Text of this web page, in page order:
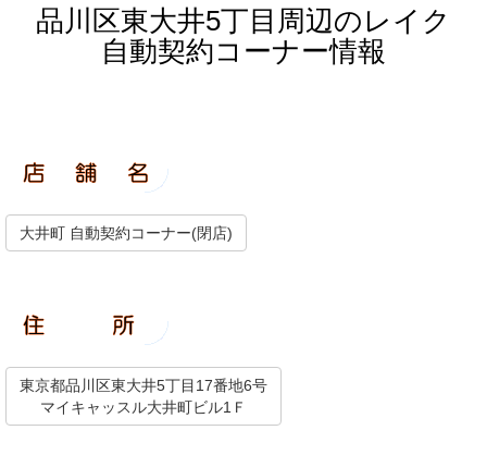
品川区東大井5丁目周辺のレイク
自動契約コーナー情報
大井町 自動契約コーナー(閉店)
東京都品川区東大井5丁目17番地6号
マイキャッスル大井町ビル1Ｆ